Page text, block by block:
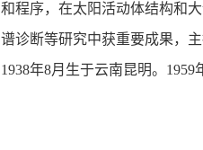
和程序，在太阳活动体结构和
谱诊断等研究中获重要成果，
1938年8月生于云南昆明。